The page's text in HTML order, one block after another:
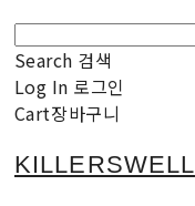
Search 검색
Log In 로그인
Cart장바구니
KILLERSWELL